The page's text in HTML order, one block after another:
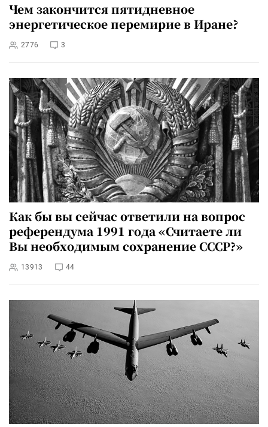
Чем закончится пятидневное
энергетическое перемирие в Иране?
2776 3
Как бы вы сейчас ответили на вопрос
референдума 1991 года «Считаете ли
Вы необходимым сохранение СССР?»
13913 44